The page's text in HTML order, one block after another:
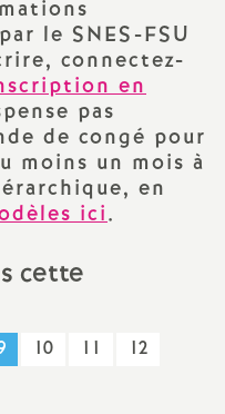
N
a
t
i
n
le SNES-FSU
connectez-
en
pas
de congé pour
moins un mois à
en
ici.
cette
10 11
12